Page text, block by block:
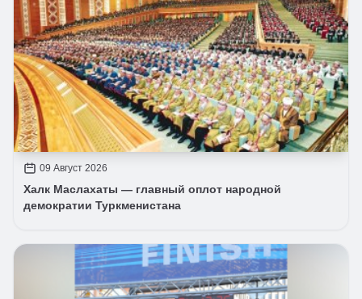
09 Август 2026
Халк Маслахаты — главный оплот народной
демократии Туркменистана